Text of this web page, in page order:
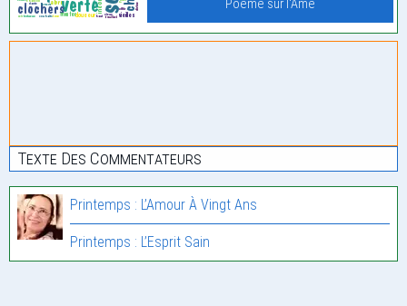
Poème sur l'Âme
Texte Des Commentateurs
Printemps : L’Amour À Vingt Ans
Printemps : L’Esprit Sain